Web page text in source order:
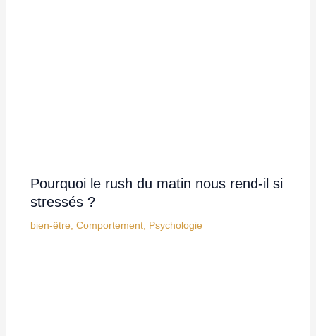
Pourquoi le rush du matin nous rend-il si
stressés ?
bien-être Comportement, Psychologie